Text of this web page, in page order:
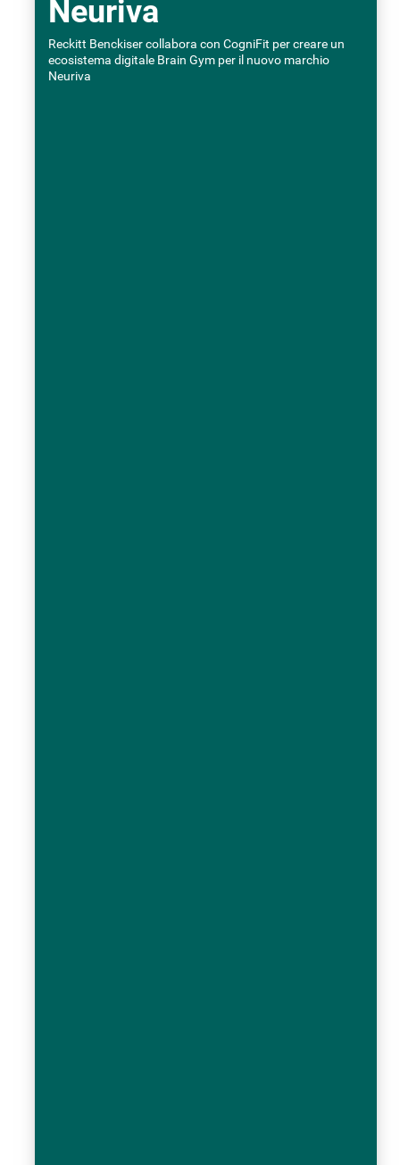
Neuriva
Reckitt Benckiser collabora con CogniFit per creare un
ecosistema digitale Brain Gym per il nuovo marchio
Neuriva